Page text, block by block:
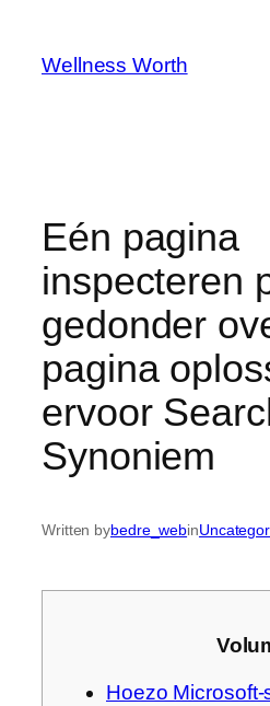
content
Wellness Worth
Eén pagina
inspecteren
gedonder
pagina
ervoor
Synoniem
Written bybedre_webin
Hoezo Microsoft-